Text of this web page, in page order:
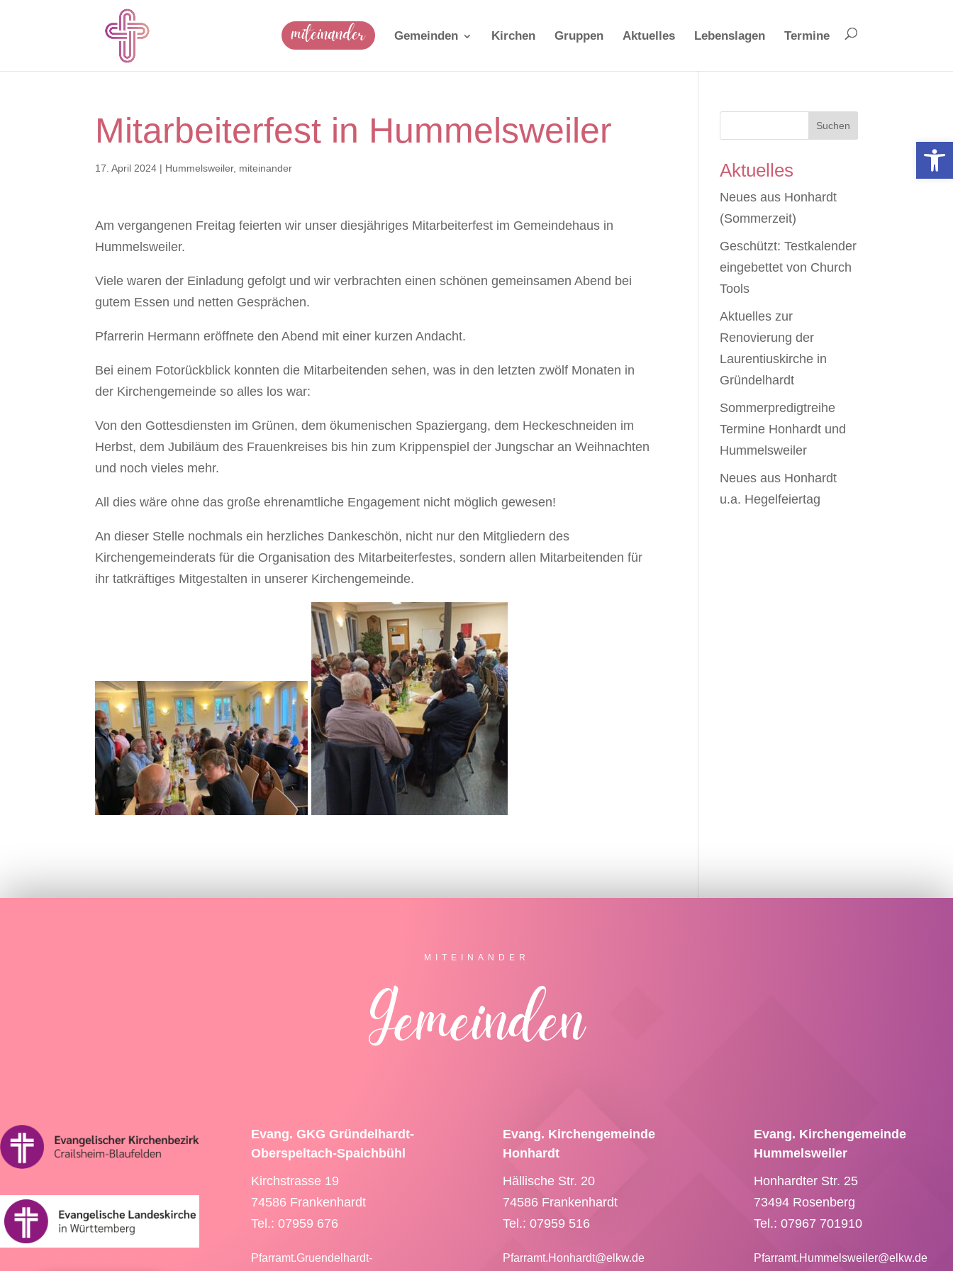
miteinander Gemeinden Kirchen Gruppen Aktuelles Lebenslagen Termine
Mitarbeiterfest in Hummelsweiler
17. April 2024 | Hummelsweiler, miteinander
Am vergangenen Freitag feierten wir unser diesjähriges Mitarbeiterfest im Gemeindehaus in
Hummelsweiler.
Viele waren der Einladung gefolgt und wir verbrachten einen schönen gemeinsamen Abend bei
gutem Essen und netten Gesprächen.
Pfarrerin Hermann eröffnete den Abend mit einer kurzen Andacht.
Bei einem Fotorückblick konnten die Mitarbeitenden sehen, was in den letzten zwölf Monaten in
der Kirchengemeinde so alles los war:
Von den Gottesdiensten im Grünen, dem ökumenischen Spaziergang, dem Heckeschneiden im
Herbst, dem Jubiläum des Frauenkreises bis hin zum Krippenspiel der Jungschar an Weihnachten
und noch vieles mehr.
All dies wäre ohne das große ehrenamtliche Engagement nicht möglich gewesen!
An dieser Stelle nochmals ein herzliches Dankeschön, nicht nur den Mitgliedern des
Kirchengemeinderats für die Organisation des Mitarbeiterfestes, sondern allen Mitarbeitenden für
ihr tatkräftiges Mitgestalten in unserer Kirchengemeinde.
Suchen
Aktuelles
Neues aus Honhardt
(Sommerzeit)
Geschützt: Testkalender
eingebettet von Church
Tools
Aktuelles zur
Renovierung der
Laurentiuskirche in
Gründelhardt
Sommerpredigtreihe
Termine Honhardt und
Hummelsweiler
Neues aus Honhardt
u.a. Hegelfeiertag
MITEINANDER
Gemeinden
Evang. GKG Gründelhardt-
Oberspeltach-Spaichbühl
Kirchstrasse 19
74586 Frankenhardt
Tel.: 07959 676
Pfarramt.Gruendelhardt-
Evang. Kirchengemeinde
Honhardt
Hällische Str. 20
74586 Frankenhardt
Tel.: 07959 516
Pfarramt.Honhardt@elkw.de
Evang. Kirchengemeinde
Hummelsweiler
Honhardter Str. 25
73494 Rosenberg
Tel.: 07967 701910
Pfarramt.Hummelsweiler@elkw.de